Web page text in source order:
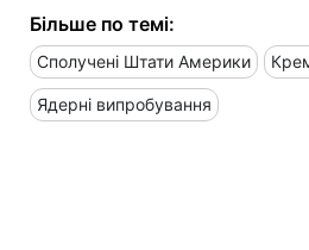
Більше по темі:
Сполучені Штати Америки
Ядерні випробування